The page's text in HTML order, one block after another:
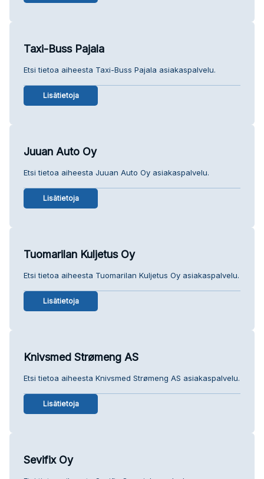
Taxi-Buss Pajala
Etsi tietoa aiheesta Taxi-Buss Pajala asiakaspalvelu.
Lisätietoja
Juuan Auto Oy
Etsi tietoa aiheesta Juuan Auto Oy asiakaspalvelu.
Lisätietoja
Tuomarilan Kuljetus Oy
Etsi tietoa aiheesta Tuomarilan Kuljetus Oy asiakaspalvelu.
Lisätietoja
Knivsmed Strømeng AS
Etsi tietoa aiheesta Knivsmed Strømeng AS asiakaspalvelu.
Lisätietoja
Sevifix Oy